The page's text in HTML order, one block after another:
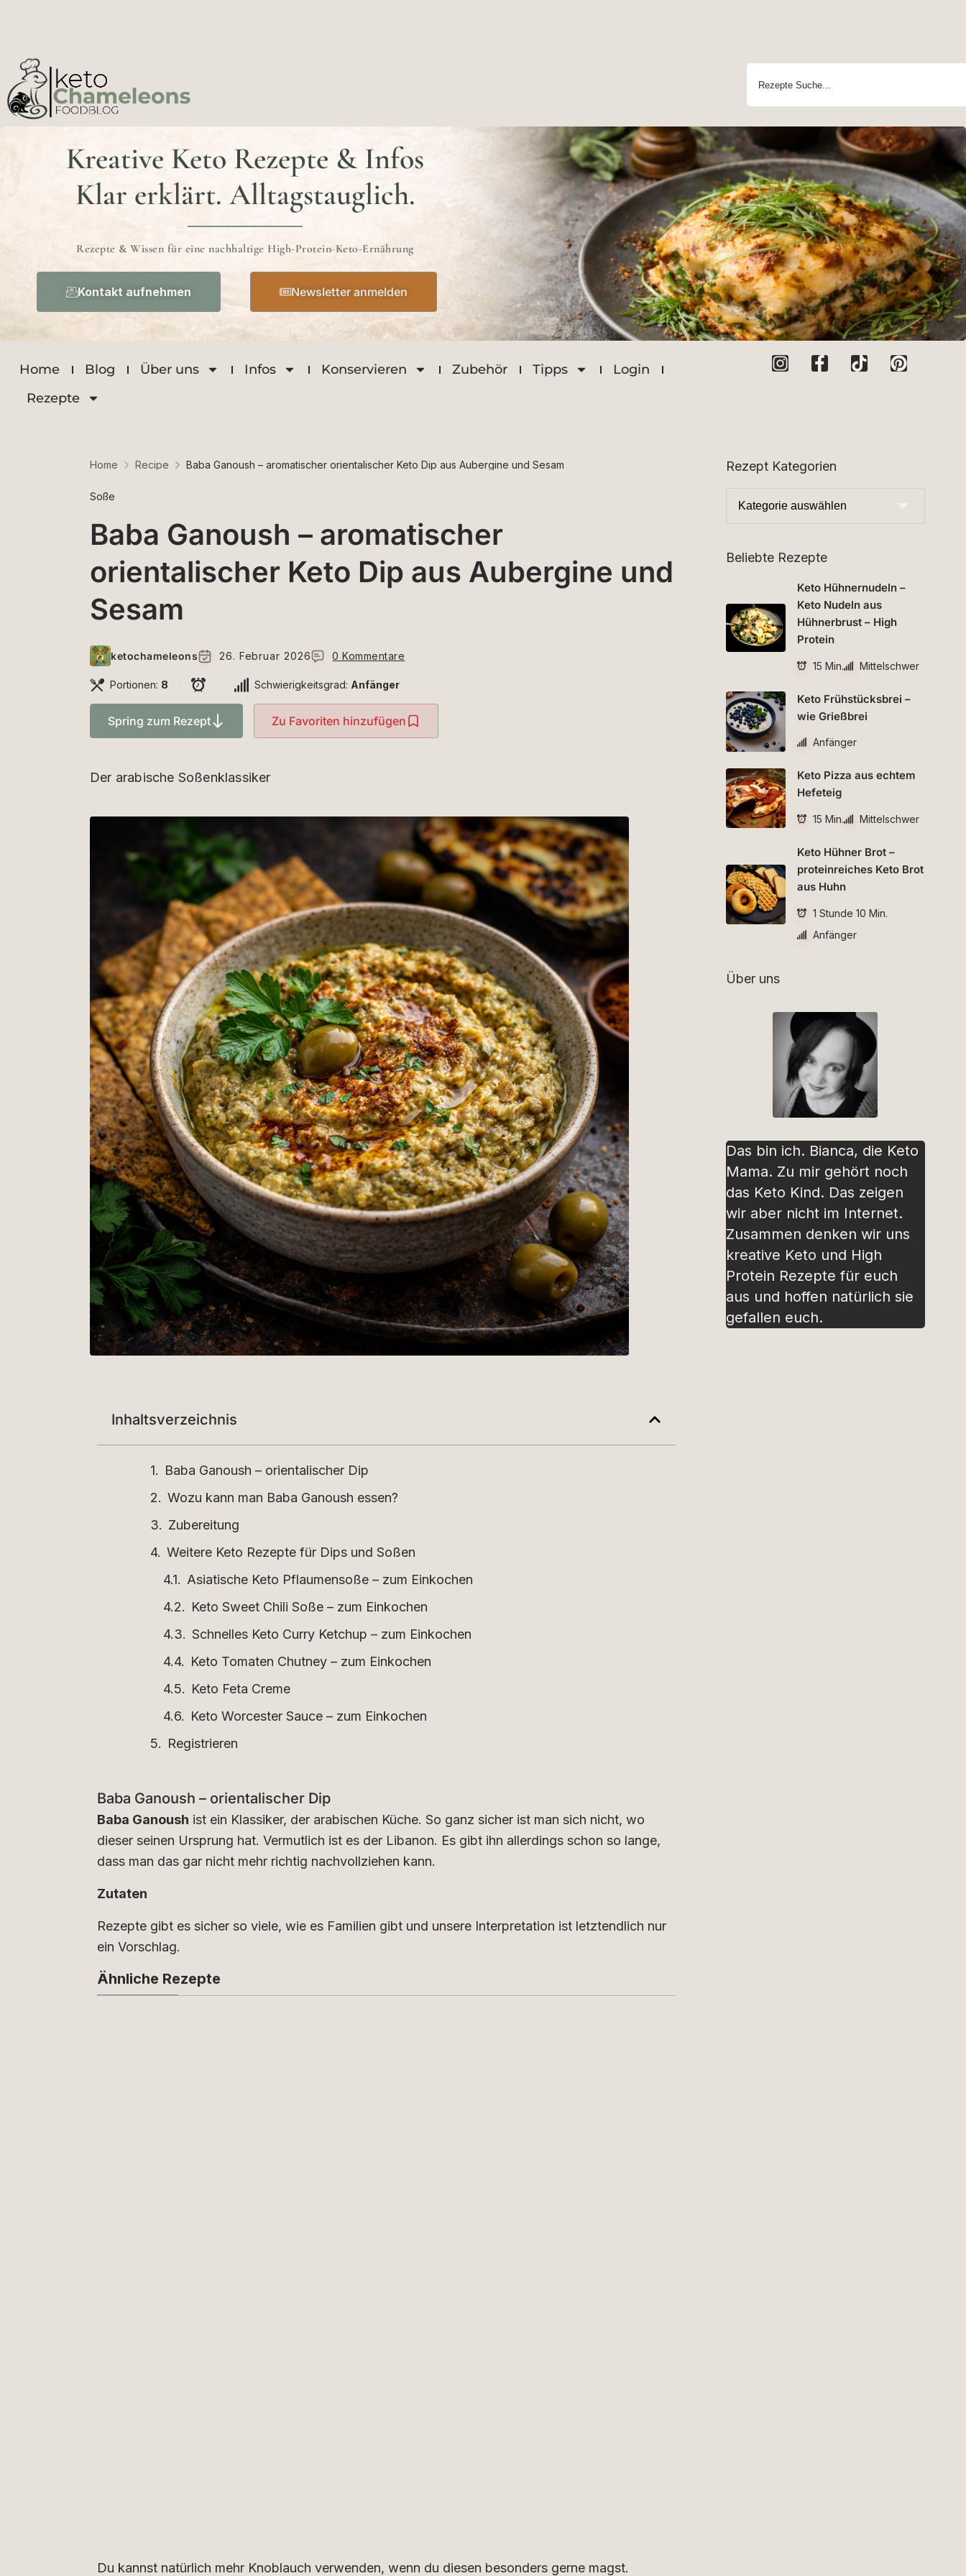
Kreative Keto Rezepte & Infos
Klar erklärt. Alltagstauglich.
Rezepte & Wissen für eine nachhaltige High-Protein-Keto-Ernährung
Kontakt aufnehmen Newsletter anmelden
Home Blog Über uns Infos Konservieren Zubehör Tipps
Login
Rezepte
Home Recipe Baba Ganoush – aromatischer orientalischer Keto Dip aus Aubergine und Sesam
Soße
Baba Ganoush – aromatischer
orientalischer Keto Dip aus Aubergine und
Sesam
ketochameleons 26. Februar 2026 0 Kommentare
Portionen: 8 Schwierigkeitsgrad: Anfänger
Spring zum Rezept Zu Favoriten hinzufügen
Der arabische Soßenklassiker
Inhaltsverzeichnis
Baba Ganoush – orientalischer Dip
Wozu kann man Baba Ganoush essen?
Zubereitung
Weitere Keto Rezepte für Dips und Soßen
Asiatische Keto Pflaumensoße – zum Einkochen
Keto Sweet Chili Soße – zum Einkochen
Schnelles Keto Curry Ketchup – zum Einkochen
Keto Tomaten Chutney – zum Einkochen
Keto Feta Creme
Keto Worcester Sauce – zum Einkochen
Registrieren
Baba Ganoush – orientalischer Dip
Baba Ganoush ist ein Klassiker, der arabischen Küche. So ganz sicher ist man sich nicht, wo
dieser seinen Ursprung hat. Vermutlich ist es der Libanon. Es gibt ihn allerdings schon so lange,
dass man das gar nicht mehr richtig nachvollziehen kann.
Zutaten
Rezepte gibt es sicher so viele, wie es Familien gibt und unsere Interpretation ist letztendlich nur
ein Vorschlag.
Ähnliche Rezepte
Du kannst natürlich mehr Knoblauch verwenden, wenn du diesen besonders gerne magst.
Rezept Kategorien
Beliebte Rezepte
Keto Hühnernudeln –
Keto Nudeln aus
Hühnerbrust – High
Protein
15 Min. Mittelschwer
Keto Frühstücksbrei –
wie Grießbrei
Anfänger
Keto Pizza aus echtem
Hefeteig
15 Min. Mittelschwer
Keto Hühner Brot –
proteinreiches Keto Brot
aus Huhn
1 Stunde 10 Min.
Anfänger
Über uns
Das bin ich. Bianca, die Keto
Mama. Zu mir gehört noch
das Keto Kind. Das zeigen
wir aber nicht im Internet.
Zusammen denken wir uns
kreative Keto und High
Protein Rezepte für euch
aus und hoffen natürlich sie
gefallen euch.